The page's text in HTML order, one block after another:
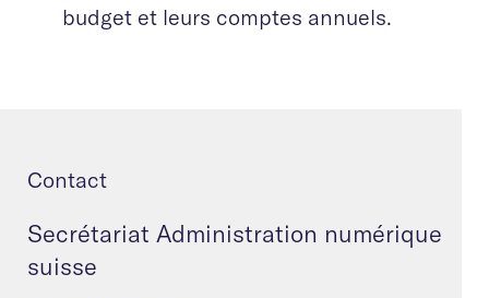
budget et leurs comptes annuels.
Contact
Secrétariat Administration numérique
suisse